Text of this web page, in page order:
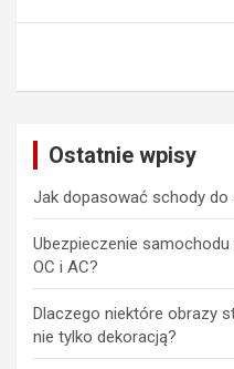
Ostatnie wpisy
Jak dopasować schody do
Ubezpieczenie
OC i AC?
Dlaczego niektóre obrazy
nie tylko dekoracją?